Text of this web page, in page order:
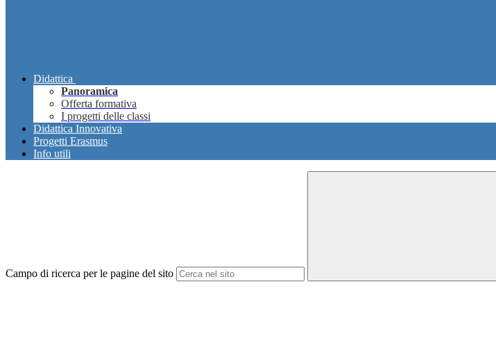
Didattica
Panoramica
Offerta formativa
I progetti delle classi
Didattica Innovativa
Progetti Erasmus
Info utili
Campo di ricerca per le pagine del sito